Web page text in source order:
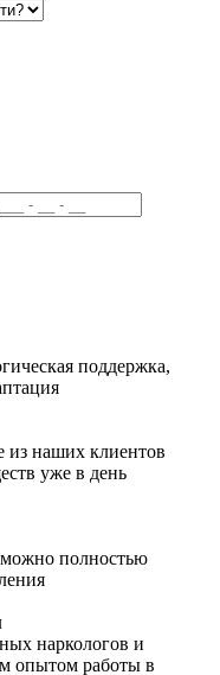
поддержка,
наших клиентов
уже в день
полностью
наркологов и
опытом работы в